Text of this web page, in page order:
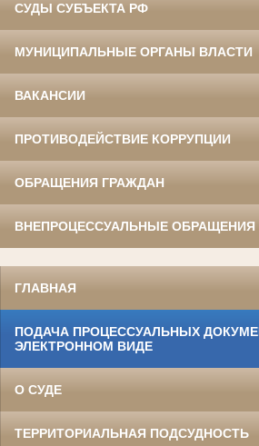
СУДЫ СУБЪЕКТА РФ
МУНИЦИПАЛЬНЫЕ ОРГАНЫ ВЛАСТИ
ВАКАНСИИ
ПРОТИВОДЕЙСТВИЕ КОРРУПЦИИ
ОБРАЩЕНИЯ ГРАЖДАН
ВНЕПРОЦЕССУАЛЬНЫЕ ОБРАЩЕНИЯ
ГЛАВНАЯ
ПОДАЧА ПРОЦЕССУАЛЬНЫХ
ЭЛЕКТРОННОМ ВИДЕ
О СУДЕ
ТЕРРИТОРИАЛЬНАЯ ПОДСУДНОСТЬ